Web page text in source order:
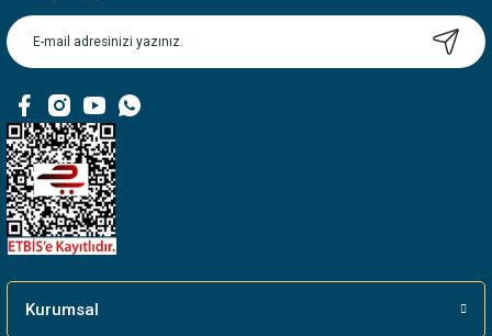
Ürün açıklamasında eksik bilgiler bulunuyor.
Ürün bilgilerinde hatalar bulunuyor.
Bu ürüne benzer farklı alternatifler olmalı.
Kurumsal